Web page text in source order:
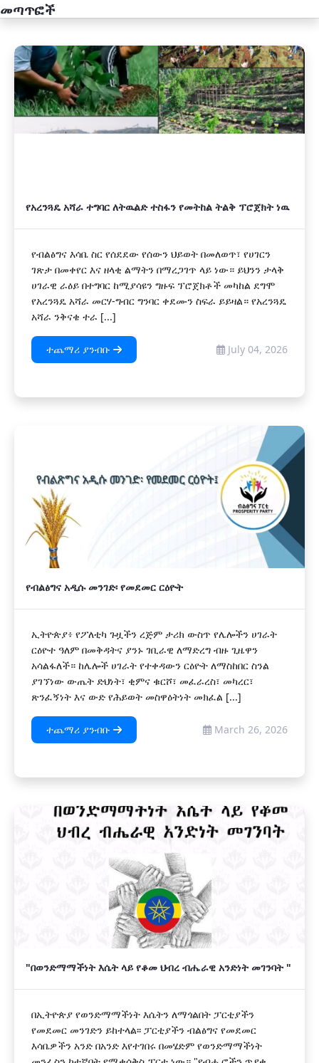
መጣጥፎች
አዲስ
የአረንጓዴ አሻራ ተግባር ለትዉልድ ተስፋን የመትከል ትልቅ ፕሮጀክት ነዉ
የብልፅግና እሳቤ ስር የሰደደው የሰውን ህይወት በመለወጥ፣ የሀገርን
ገጽታ በመቀየር እና ዘላቂ ልማትን በማረጋገጥ ላይ ነው። ይህንን ታላቅ
ሀገራዊ ራዕይ በተግባር ከሚያሳዩን ግዙፍ ፕሮጀክቶች መካከል ደግሞ
የአረንጓዴ አሻራ መርሃ-ግብር ግንባር ቀደሙን ስፍራ ይይዛል። የአረንጓዴ
አሻራ ንቅናቄ ተራ [...]
ተጨማሪ ያንብቡ July 04, 2026
የብልፅግና አዲሱ መንገድ፡ የመደመር ርዕዮት
ኢትዮጵያ፥ የፖለቲካ ጉዟችን ረጅም ታሪክ ውስጥ የሌሎችን ሀገራት
ርዕዮተ ዓለም በመቅዳትና ያንኑ ገቢራዊ ለማድረግ ብዙ ጊዜዋን
አሳልፋለች። ከሌሎች ሀገራት የተቀዳውን ርዕዮት ለማስከበር ስንል
ያገኘነው ውጤት ድህነት፣ ቂምና ቁርሾ፣ መፈራረስ፣ መካረር፣
ጽንፈኝነት እና ውድ የሕይወት መስዋዕትነት መክፈል [...]
ተጨማሪ ያንብቡ March 26, 2026
"በወንድማማችነት እሴት ላይ የቆመ ህብረ ብሔራዊ አንድነት መገንባት "
በኢትዮጵያ የወንድማማችነት እሴትን ለማጎልበት ፓርቲያችን
የመደመር መንገድን ይከተላል፡፡ ፓርቲያችን ብልፅግና የመደመር
እሳቤዎችን አንድ በአንድ እየተገበሩ በመሄድም የወንድማማችነት